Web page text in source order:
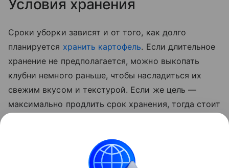
Условия хранения
Сроки уборки зависят и от того, как долго
планируется хранить картофель. Если длительное
хранение не предполагается, можно выкопать
клубни немного раньше, чтобы насладиться их
свежим вкусом и текстурой. Если же цель —
максимально продлить срок хранения, тогда стоит
сохраняя свои питательные свойства в течение